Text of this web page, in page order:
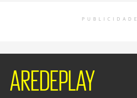
PUBLICIDADE
AREDEPLAY